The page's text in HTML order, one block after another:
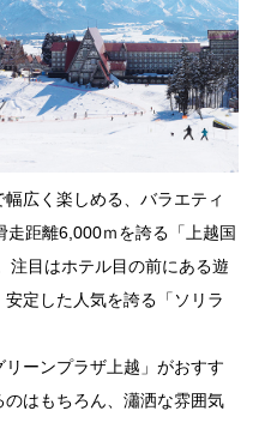
広く楽しめる、バラエティ
距離6,000ｍを誇る「上越国
注目はホテル目の前にある遊
定した人気を誇る「ソリラ
ーンプラザ上越」がおすす
はもちろん、瀟洒な雰囲気